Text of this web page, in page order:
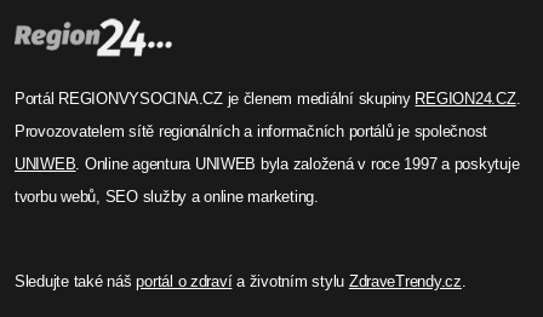
Portál REGIONVYSOCINA.CZ je členem mediální skupiny REGION24.CZ.
Provozovatelem sítě regionálních a informačních portálů je společnost
UNIWEB. Online agentura UNIWEB byla založená v roce 1997 a poskytuje
tvorbu webů, SEO služby a online marketing.
Sledujte také nášportál o zdravía životním stylu ZdraveTrendy.cz.